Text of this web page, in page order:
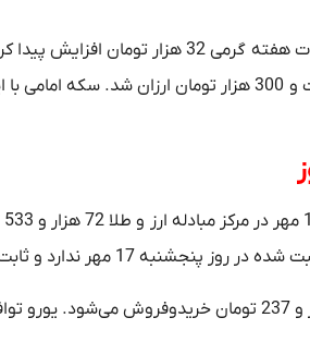
17 مهر ندارد و ثابت باقی مانده است.